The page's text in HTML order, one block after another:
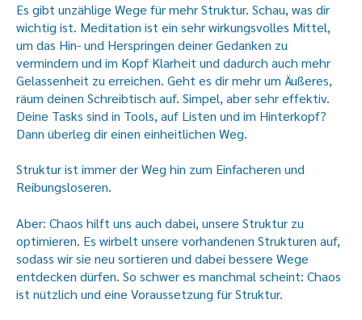
Es gibt unzählige Wege für mehr Struktur. Schau, was dir
wichtig ist. Meditation ist ein sehr wirkungsvolles Mittel,
um das Hin- und Herspringen deiner Gedanken zu
vermindern und im Kopf Klarheit und dadurch auch mehr
Gelassenheit zu erreichen. Geht es dir mehr um Äußeres,
räum deinen Schreibtisch auf. Simpel, aber sehr effektiv.
Deine Tasks sind in Tools, auf Listen und im Hinterkopf?
Dann überleg dir einen einheitlichen Weg.
Struktur ist immer der Weg hin zum Einfacheren und
Reibungsloseren.
Aber: Chaos hilft uns auch dabei, unsere Struktur zu
optimieren. Es wirbelt unsere vorhandenen Strukturen auf,
sodass wir sie neu sortieren und dabei bessere Wege
entdecken dürfen. So schwer es manchmal scheint: Chaos
ist nützlich und eine Voraussetzung für Struktur.